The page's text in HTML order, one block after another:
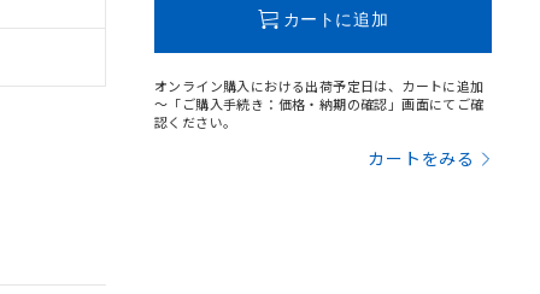
カートに追加
オンライン購入における出荷予定日は、カートに追加
～「ご購入手続き：価格・納期の確認」画面にてご確
認ください。
カートをみる